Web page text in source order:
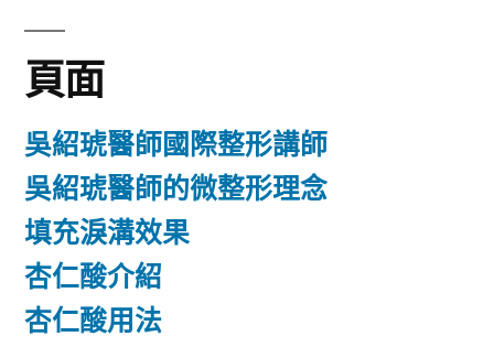
字:
頁面
吳紹琥醫師國際整形講師
吳紹琥醫師的微整形理念
填充淚溝效果
杏仁酸介紹
杏仁酸用法